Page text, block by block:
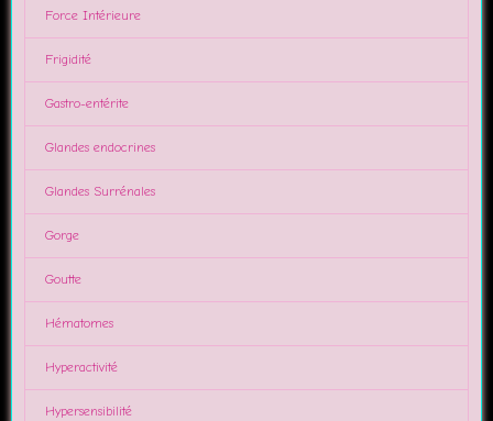
Force Intérieure
Frigidité
Gastro-entérite
Glandes endocrines
Glandes Surrénales
Gorge
Goutte
Hématomes
Hyperactivité
Hypersensibilité